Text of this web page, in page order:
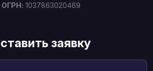
ОГРН: 1037863020469
заявку